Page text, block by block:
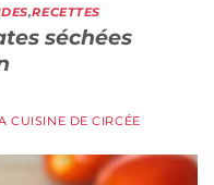
,RECETTES
séchées
CUISINE DE CIRCÉE